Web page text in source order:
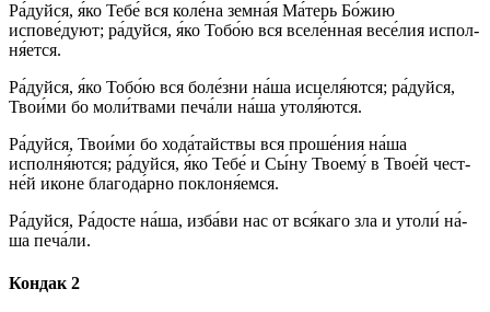
Ра́­дуй­ся, я́ко Те­бе́ вся коле́на зем­на́я Ма́­терь Бо́­жию
испове́дуют; ра́­дуй­ся, я́ко То­бо́ю вся вселе́нная ве­се́­лия ис­пол­
ня́­ет­ся.
Ра́­дуй­ся, я́ко То­бо́ю вся бо­ле́з­ни на́­ша ис­це­ля́­ют­ся; ра́­дуй­ся,
Тво­и́ми бо мо­ли́т­ва­ми пе­ча́­ли на́­ша утоля́ются.
Ра́­дуй­ся, Тво­и́ми бо хода́тайствы вся про­ше́­ния на́­ша
исполня́ются; ра́­дуй­ся, я́ко Те­бе́ и Сы́­ну Тво­ему́ в Тво­е́й чест­
не́й ико­не бла­го­да́р­но по­кло­ня́­ем­ся.
Ра́­дуй­ся, Ра́­дос­те на́­ша, из­ба́­ви нас от вся́­ка­го зла и утоли́ на́­
ша пе­ча́­ли.
Кондак 2